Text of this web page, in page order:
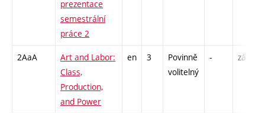
prezentace
semestrální
práce 2
2AaA
Art and Labor:
Class,
Production,
and Power
en 3
Povinně
volitelný
- zá